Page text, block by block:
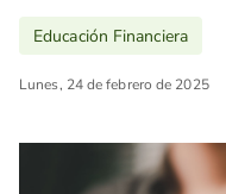
Educación Financiera
Lunes, 24 de febrero de 2025